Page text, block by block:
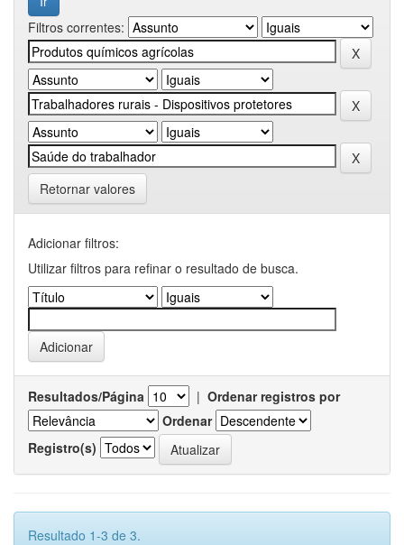
Filtros correntes:
Retornar valores
Adicionar filtros:
Utilizar filtros para refinar o resultado de busca.
Resultados/Página | Ordenar registros por
Ordenar
Registro(s)
Resultado 1-3 de 3.